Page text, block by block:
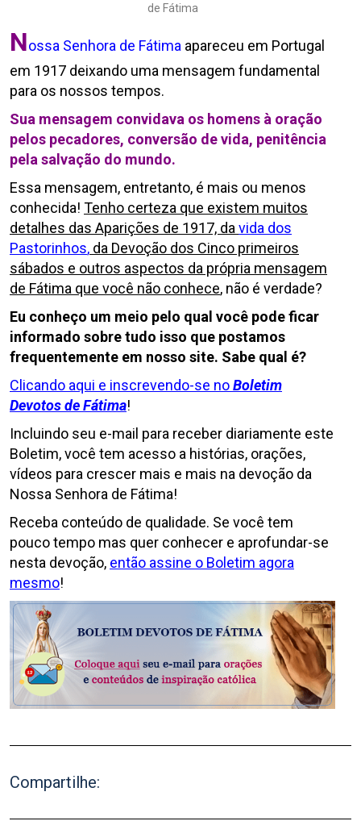
de Fátima
Nossa Senhora de Fátima apareceu em Portugal
em 1917 deixando uma mensagem fundamental
para os nossos tempos.
Sua mensagem convidava os homens à oração
pelos pecadores, conversão de vida, penitência
pela salvação do mundo.
Essa mensagem, entretanto, é mais ou menos
conhecida! Tenho certeza que existem muitos
detalhes das Aparições de 1917, da vida dos
Pastorinhos, da Devoção dos Cinco primeiros
sábados e outros aspectos da própria mensagem
de Fátima que você não conhece, não é verdade?
Eu conheço um meio pelo qual você pode ficar
informado sobre tudo isso que postamos
frequentemente em nosso site. Sabe qual é?
Clicando aqui e inscrevendo-se noBoletim
Devotos de Fátima!
Incluindo seu e-mail para receber diariamente este
Boletim, você tem acesso a histórias, orações,
vídeos para crescer mais e mais na devoção da
Nossa Senhora de Fátima!
Receba conteúdo de qualidade. Se você tem
pouco tempo mas quer conhecer e aprofundar-se
nesta devoção, então assine o Boletim agora
mesmo!
Compartilhe: